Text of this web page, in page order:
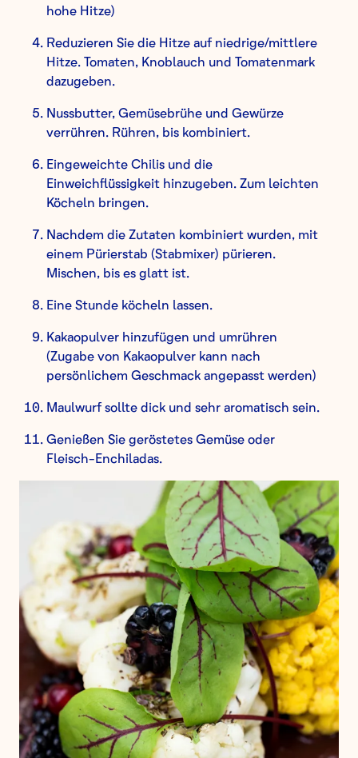
hohe Hitze)
Reduzieren Sie die Hitze auf niedrige/mittlere
Hitze. Tomaten, Knoblauch und Tomatenmark
dazugeben.
Nussbutter, Gemüsebrühe und Gewürze
verrühren. Rühren, bis kombiniert.
Eingeweichte Chilis und die
Einweichflüssigkeit hinzugeben. Zum leichten
Köcheln bringen.
Nachdem die Zutaten kombiniert wurden, mit
einem Pürierstab (Stabmixer) pürieren.
Mischen, bis es glatt ist.
Eine Stunde köcheln lassen.
Kakaopulver hinzufügen und umrühren
(Zugabe von Kakaopulver kann nach
persönlichem Geschmack angepasst werden)
Maulwurf sollte dick und sehr aromatisch sein.
Genießen Sie geröstetes Gemüse oder
Fleisch-Enchiladas.